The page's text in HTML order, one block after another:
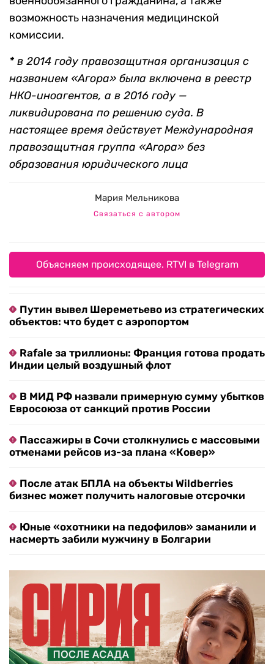
возможность назначения медицинской
комиссии.
* в 2014 году правозащитная организация с
названием «Агора» была включена в реестр
НКО-иноагентов, а в 2016 году —
ликвидирована по решению суда. В
настоящее время действует Международная
правозащитная группа «Агора» без
образования юридического лица
Мария Мельникова
Связаться с автором
Объясняем происходящее. RTVI в Telegram
Путин вывел Шереметьево из стратегических
объектов: что будет с аэропортом
Rafale за триллионы: Франция готова продать
Индии целый воздушный флот
В МИД РФ назвали примерную сумму убытков
Евросоюза от санкций против России
Пассажиры в Сочи столкнулись с массовыми
отменами рейсов из-за плана «Ковер»
После атак БПЛА на объекты Wildberries
бизнес может получить налоговые отсрочки
Юные «охотники на педофилов» заманили и
насмерть забили мужчину в Болгарии